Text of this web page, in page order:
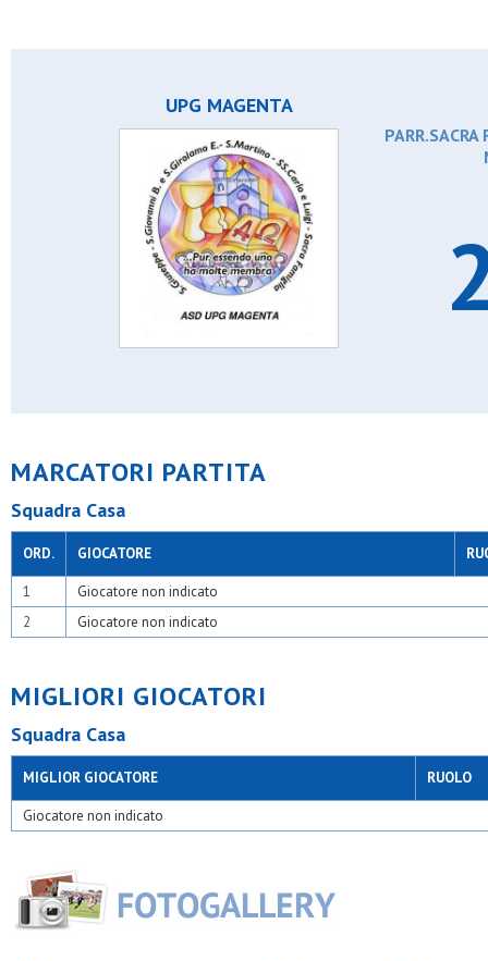
UPG MAGENTA
MARCATORI PARTITA
Squadra Casa
ORD. GIOCATORE
1
Giocatore non indicato
2
Giocatore non indicato
MIGLIORI GIOCATORI
Squadra Casa
MIGLIOR GIOCATORE RUOLO
Giocatore non indicato